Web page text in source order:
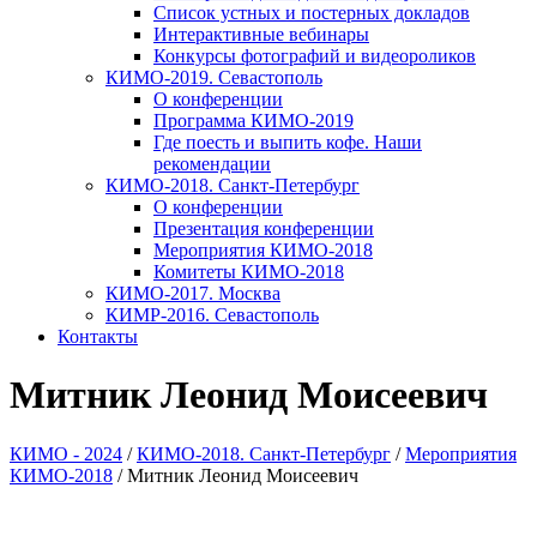
Список устных и постерных докладов
Интерактивные вебинары
Конкурсы фотографий и видеороликов
КИМО-2019. Севастополь
О конференции
Программа КИМО-2019
Где поесть и выпить кофе. Наши
рекомендации
КИМО-2018. Санкт-Петербург
О конференции
Презентация конференции
Мероприятия КИМО-2018
Комитеты КИМО-2018
КИМО-2017. Москва
КИМР-2016. Севастополь
Контакты
Митник Леонид Моисеевич
КИМО - 2024 /КИМО-2018. Санкт-Петербург /Мероприятия
КИМО-2018 /Митник Леонид Моисеевич